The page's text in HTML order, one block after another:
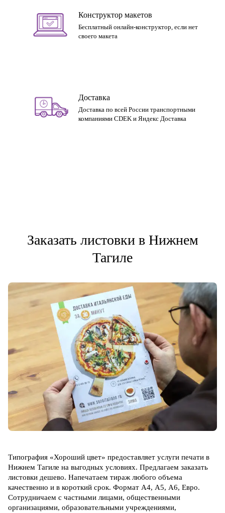
Конструктор макетов
Бесплатный онлайн-конструктор, если нет
своего макета
Доставка
Доставка по всей России транспортными
компаниями CDEK и Яндекс Доставка
Заказать листовки в Нижнем
Тагиле
Типография «Хороший цвет» предоставляет услуги печати в
Нижнем Тагиле на выгодных условиях. Предлагаем заказать
листовки дешево. Напечатаем тираж любого объема
качественно и в короткий срок. Формат А4, А5, А6, Евро.
Сотрудничаем с частными лицами, общественными
организациями, образовательными учреждениями,